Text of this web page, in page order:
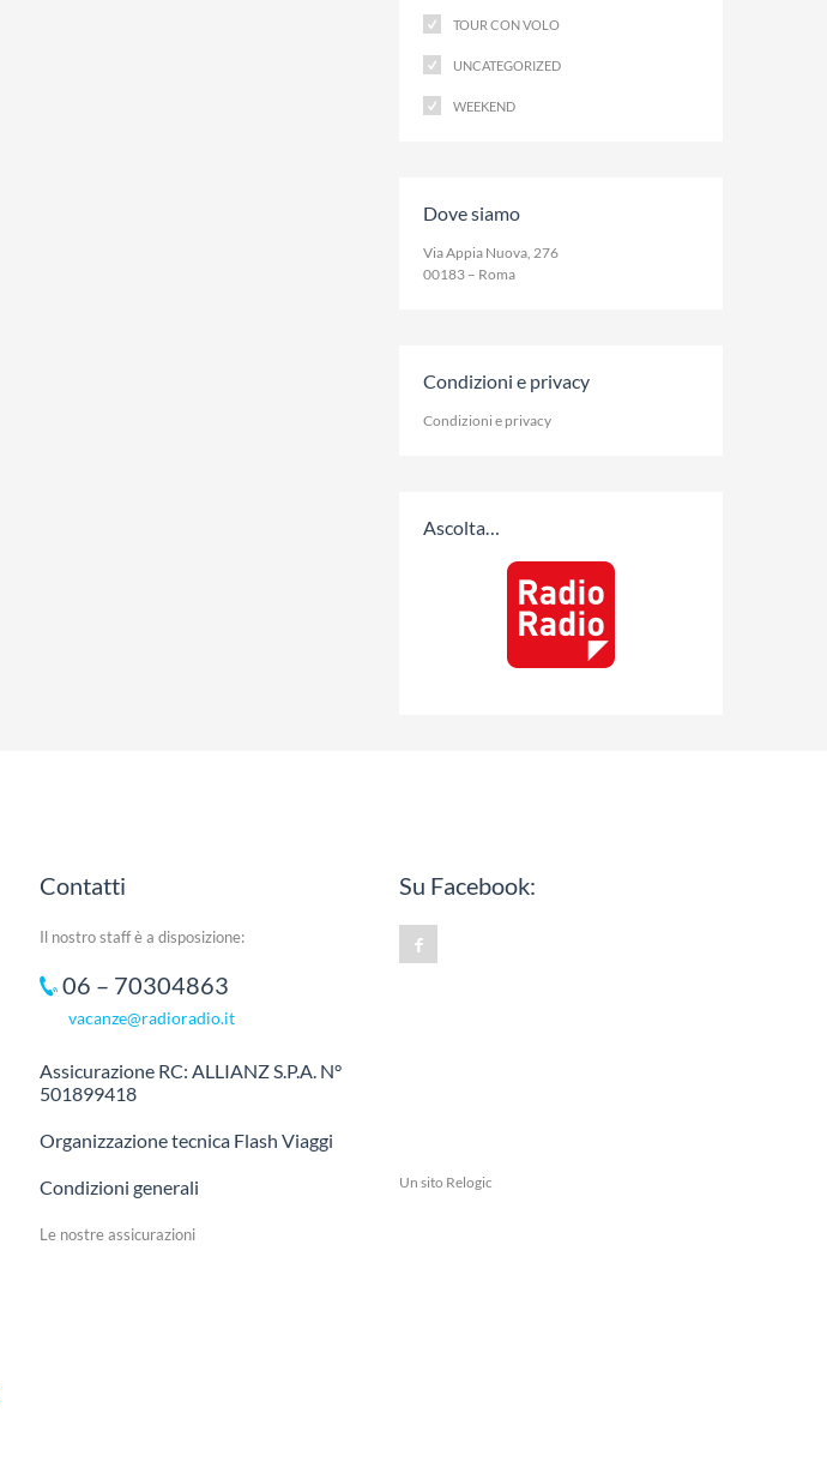
TOUR CON VOLO
UNCATEGORIZED
WEEKEND
Dove siamo
Via Appia Nuova, 276
00183 – Roma
Condizioni e privacy
Condizioni e privacy
Ascolta…
Contatti
Il nostro staff è a disposizione:
06 – 70304863
vacanze@radioradio.it
Assicurazione RC: ALLIANZ S.P.A. N°
501899418
Organizzazione tecnica Flash Viaggi
Condizioni generali
Le nostre assicurazioni
Su Facebook:
Un sito Relogic